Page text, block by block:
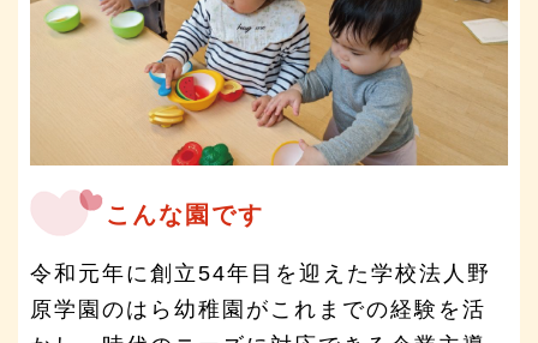
こんな園です
令和元年に創立54年目を迎えた学校法人野
原学園のはら幼稚園がこれまでの経験を活